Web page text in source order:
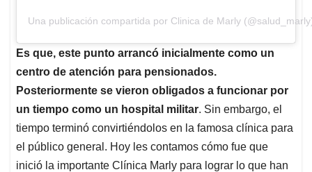
Una publicación compartida por Clinica de Marly
Es que, este punto arrancó inicialmente como un
centro de atención para pensionados.
Posteriormente se vieron obligados a funcionar por
un tiempo como un hospital militar. Sin embargo, el
tiempo terminó convirtiéndolos en la famosa clínica para
el público general. Hoy les contamos cómo fue que
inició la importante Clínica Marly para lograr lo que han